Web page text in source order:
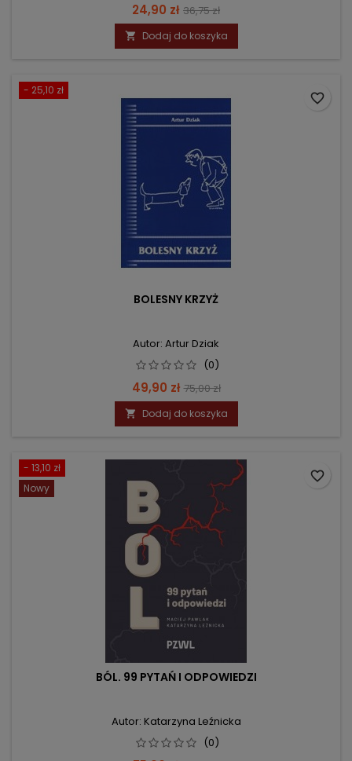
Cena
24,90 zł Cena
podstawowa
36,75 zł
 Dodaj do koszyka
- 25,10 zł
BOLESNY KRZYŻ
Autor: Artur Dziak
(0)
Cena
49,90 zł Cena
podstawowa
75,00 zł
 Dodaj do koszyka
favorite_border
- 13,10 zł
Nowy
BÓL. 99 PYTAŃ I ODPOWIEDZI
Autor: Katarzyna Leźnicka
(0)
favorite_border